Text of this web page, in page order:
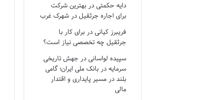
دایه حکمتی دربهترین شرکت
برای اجاره جرثقیل در شهرک غرب
فریبرز کیانی دربرای کار با
جرثقیل چه تخصصی نیاز است؟
سپیده لواسانی در جهش تاریخی
سرمایه در بانک ملی ایران؛ گامی
بلند در مسیر پایداری و اقتدار
مالی